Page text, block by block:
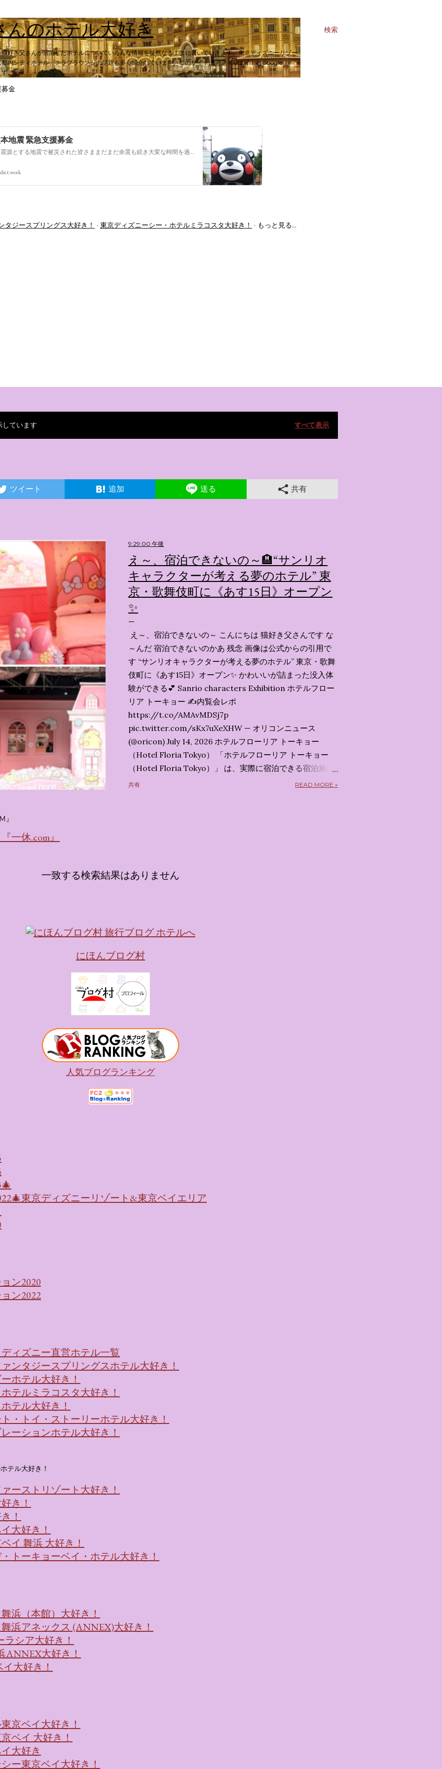
検索
んのホテル大好き
好き父さんが宿泊したホテルについていろんな情報を徒然なるままに書いていきます。東京ディズニーリゾー
内シティホテル、クラブラウンジの話題も多く紹介しています。このサイトはアフィリエイトとGoogle
す。
金
地震 緊急支援募金
今回の熊本を震源とする地震で被災された皆さままだまだ余震も続き大変な時間を過ごされていると思います。心よりお見舞い申し上げます
タジースプリングス大好き！ 東京ディズニーシー・ホテルミラコスタ大好き！ もっと見る…
しています すべて表示
ツイート 追加 送る 共有
9:29:00 午後
え～、宿泊できないの～🏨“サンリオ
キャラクターが考える夢のホテル” 東
京・歌舞伎町に《あす15日》オープン
✨️
え～、宿泊できないの～ こんにちは 猫好き父さんです な
～んだ 宿泊できないのかあ 残念 画像は公式からの引用で
す “サンリオキャラクターが考える夢のホテル” 東京・歌舞
伎町に《あす15日》オープン✨️ かわいいが詰まった没入体
験ができる💕 Sanrio characters Exhibition ホテルフロー
リア トーキョー ✍️内覧会レポ
https://t.co/AMAvMDSj7p
pic.twitter.com/sKx7uXeXHW — オリコンニュース
(@oricon) July 14, 2026 ホテルフローリア トーキョー
（Hotel Floria Tokyo） 「ホテルフローリア トーキョー
（Hotel Floria Tokyo）」 は、実際に宿泊できる宿泊施設
ではなく、2026年7月15日から東京・新宿でスタートする
まりに分けてご紹介します。 🔑 1. コンセプトは「サンリオ
トーリー性の高い全11のテーマブースで構成されていま
かなエントランスロビーでルームキーを受け取り、まるで
いきます。ロビーではお花をまとったポムポムプリンが出
迎えてくれます。 幻想的な共有スペース ：きらめく光に満
ちたガーデンや、美しいボールルーム（舞踏会）、さらに
の隣に座れるエリア）など、写真映え間違いなしの空間が
広がります。 🛌 2. 個性あふれる「9つの客室（テーマルー
ム）」 イベントの目玉となるのが、サンリオの人気キャラ
クターたちがそれぞれの“好き”や理想を詰め込んでデザイ
ンした客室のエリアです。 ハローキティ...
共有 READ MORE »
』
一休.com』
一致する検索結果はありません
にほんブログ村
人気ブログランキング
東京ディズニーリゾート&東京ベイエリア
ン2020
ン2022
ィズニー直営ホテル一覧
ンタジースプリングスホテル大好き！
ホテル大好き！
テルミラコスタ大好き！
テル大好き！
・トイ・ストーリーホテル大好き！
ーションホテル大好き！
テル大好き！
ーストリゾート大好き！
き！
！
大好き！
イ 舞浜 大好き！
トーキョーベイ・ホテル大好き！
浜（本館）大好き！
浜アネックス (ANNEX)大好き！
シア大好き！
ANNEX大好き！
大好き！
京ベイ大好き！
ベイ 大好き！
大好き
ー東京ベイ大好き！